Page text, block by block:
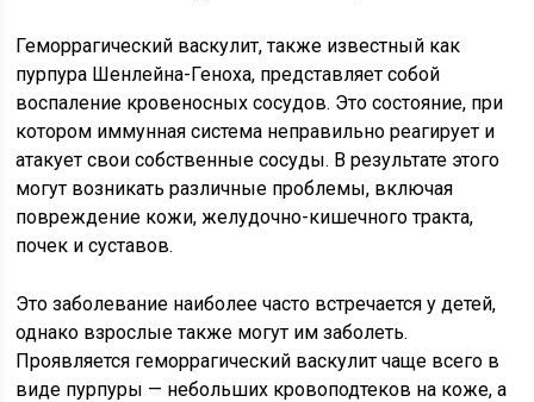
Геморрагический васкулит, также известный как
пурпура Шенлейна-Геноха, представляет собой
воспаление кровеносных сосудов. Это состояние, при
котором иммунная система неправильно реагирует и
атакует свои собственные сосуды. В результате этого
могут возникать различные проблемы, включая
повреждение кожи, желудочно-кишечного тракта,
почек и суставов.
Это заболевание наиболее часто встречается у детей,
однако взрослые также могут им заболеть.
Проявляется геморрагический васкулит чаще всего в
виде пурпуры — небольших кровоподтеков на коже, а